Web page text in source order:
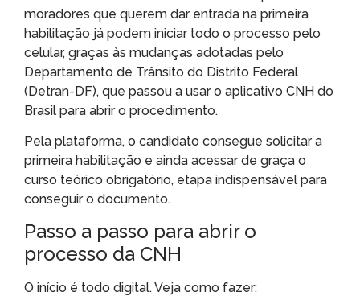
moradores que querem dar entrada na primeira
habilitação já podem iniciar todo o processo pelo
celular, graças às mudanças adotadas pelo
Departamento de Trânsito do Distrito Federal
(Detran-DF), que passou a usar o aplicativo CNH do
Brasil para abrir o procedimento.
Pela plataforma, o candidato consegue solicitar a
primeira habilitação e ainda acessar de graça o
curso teórico obrigatório, etapa indispensável para
conseguir o documento.
Passo a passo para abrir o
processo da CNH
O início é todo digital. Veja como fazer: